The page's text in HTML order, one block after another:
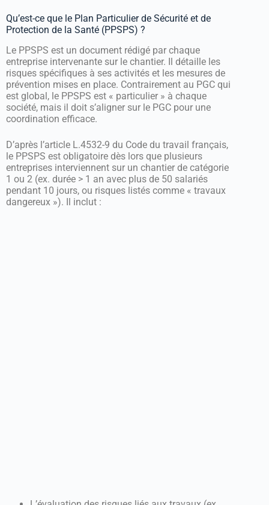
Qu’est-ce que le Plan Particulier de Sécurité et de
Protection de la Santé (PPSPS) ?
Le PPSPS est un document rédigé par chaque
entreprise intervenante sur le chantier. Il détaille les
risques spécifiques à ses activités et les mesures de
prévention mises en place. Contrairement au PGC qui
est global, le PPSPS est « particulier » à chaque
société, mais il doit s’aligner sur le PGC pour une
coordination efficace.
D’après l’article L.4532-9 du Code du travail français,
le PPSPS est obligatoire dès lors que plusieurs
entreprises interviennent sur un chantier de catégorie
1 ou 2 (ex. durée > 1 an avec plus de 50 salariés
pendant 10 jours, ou risques listés comme « travaux
dangereux »). Il inclut :